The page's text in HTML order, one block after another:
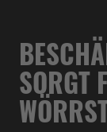
SORGT